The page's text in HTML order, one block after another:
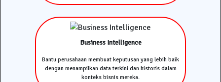
Business Intelligence
Bantu perusahaan membuat keputusan yang lebih baik
dengan menampilkan data terkini dan historis dalam
konteks bisnis mereka.